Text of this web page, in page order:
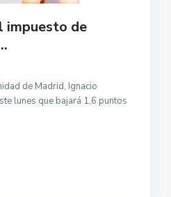
impuesto de
de Madrid, Ignacio
lunes que bajará 1,6 puntos